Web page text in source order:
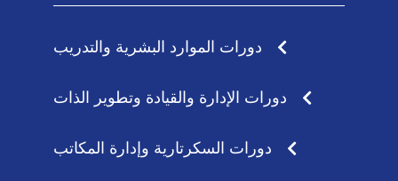
دورات الموارد البشرية والتدريب
دورات الإدارة والقيادة وتطوير الذات
دورات السكرتارية وإدارة المكاتب